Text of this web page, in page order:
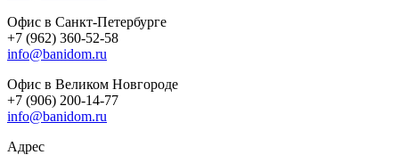
Офис в Санкт-Петербурге
+7 (962) 360-52-58
info@banidom.ru
Офис в Великом Новгороде
+7 (906) 200-14-77
info@banidom.ru
Адрес